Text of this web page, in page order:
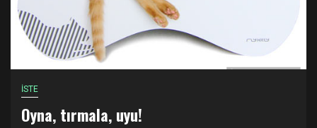
İSTE
Oyna, tırmala, uyu!